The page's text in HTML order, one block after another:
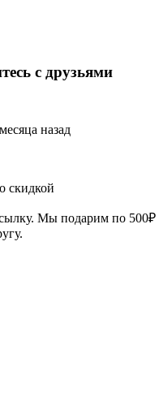
с друзьями
назад
скидкой
Мы подарим по 500₽